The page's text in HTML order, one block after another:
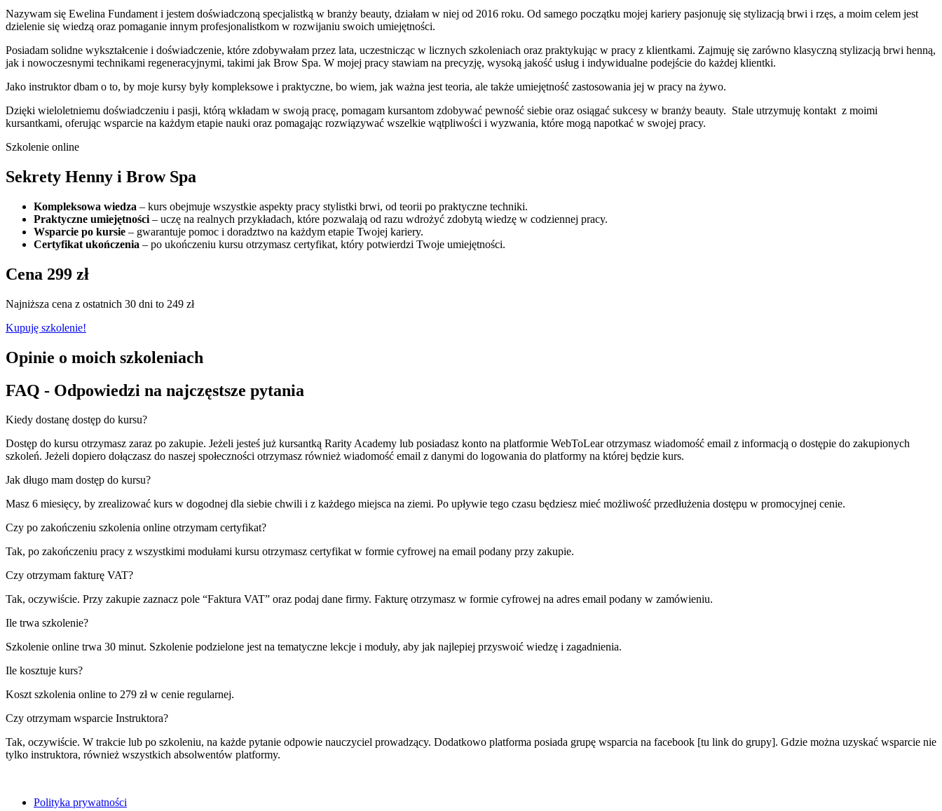
Nazywam się Ewelina Fundament i jestem doświadczoną specjalistką w branży beauty, działam w niej od 2016 roku. Od samego początku mojej kariery pasjonuję się stylizacją brwi i rzęs, a moim celem jest
dzielenie się wiedzą oraz pomaganie innym profesjonalistkom w rozwijaniu swoich umiejętności.
Posiadam solidne wykształcenie i doświadczenie, które zdobywałam przez lata, uczestnicząc w licznych szkoleniach oraz praktykując w pracy z klientkami. Zajmuję się zarówno klasyczną stylizacją brwi henną,
jak i nowoczesnymi technikami regeneracyjnymi, takimi jak Brow Spa. W mojej pracy stawiam na precyzję, wysoką jakość usług i indywidualne podejście do każdej klientki.
Jako instruktor dbam o to, by moje kursy były kompleksowe i praktyczne, bo wiem, jak ważna jest teoria, ale także umiejętność zastosowania jej w pracy na żywo.
Dzięki wieloletniemu doświadczeniu i pasji, którą wkładam w swoją pracę, pomagam kursantom zdobywać pewność siebie oraz osiągać sukcesy w branży beauty. Stale utrzymuję kontakt z moimi
kursantkami, oferując wsparcie na każdym etapie nauki oraz pomagając rozwiązywać wszelkie wątpliwości i wyzwania, które mogą napotkać w swojej pracy.
Szkolenie online
Sekrety Henny i Brow Spa
Kompleksowa wiedza – kurs obejmuje wszystkie aspekty pracy stylistki brwi, od teorii po praktyczne techniki.
Praktyczne umiejętności – uczę na realnych przykładach, które pozwalają od razu wdrożyć zdobytą wiedzę w codziennej pracy.
Wsparcie po kursie – gwarantuje pomoc i doradztwo na każdym etapie Twojej kariery.
Certyfikat ukończenia – po ukończeniu kursu otrzymasz certyfikat, który potwierdzi Twoje umiejętności.
Cena 299 zł
Najniższa cena z ostatnich 30 dni to 249 zł
Kupuję szkolenie!
Opinie o moich szkoleniach
FAQ - Odpowiedzi na najczęstsze pytania
Kiedy dostanę dostęp do kursu?
Dostęp do kursu otrzymasz zaraz po zakupie. Jeżeli jesteś już kursantką Rarity Academy lub posiadasz konto na platformie WebToLear otrzymasz wiadomość email z informacją o dostępie do zakupionych
szkoleń. Jeżeli dopiero dołączasz do naszej społeczności otrzymasz również wiadomość email z danymi do logowania do platformy na której będzie kurs.
Jak długo mam dostęp do kursu?
Masz 6 miesięcy, by zrealizować kurs w dogodnej dla siebie chwili i z każdego miejsca na ziemi. Po upływie tego czasu będziesz mieć możliwość przedłużenia dostępu w promocyjnej cenie.
Czy po zakończeniu szkolenia online otrzymam certyfikat?
Tak, po zakończeniu pracy z wszystkimi modułami kursu otrzymasz certyfikat w formie cyfrowej na email podany przy zakupie.
Czy otrzymam fakturę VAT?
Tak, oczywiście. Przy zakupie zaznacz pole “Faktura VAT” oraz podaj dane firmy. Fakturę otrzymasz w formie cyfrowej na adres email podany w zamówieniu.
Ile trwa szkolenie?
Szkolenie online trwa 30 minut. Szkolenie podzielone jest na tematyczne lekcje i moduły, aby jak najlepiej przyswoić wiedzę i zagadnienia.
Ile kosztuje kurs?
Koszt szkolenia online to 279 złw cenie regularnej.
Czy otrzymam wsparcie Instruktora?
Tak, oczywiście. W trakcie lub po szkoleniu, na każde pytanie odpowie nauczyciel prowadzący. Dodatkowo platforma posiada grupę wsparcia na facebook [tu link do grupy]. Gdzie można uzyskać wsparcie nie
tylko instruktora, również wszystkich absolwentów platformy.
Polityka prywatności